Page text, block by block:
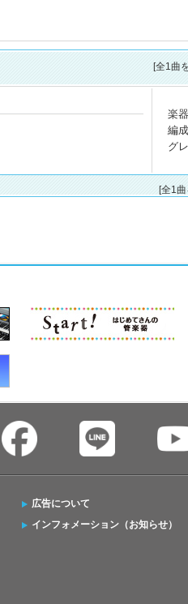
[全1曲
楽
編
グ
[全1
広告について
インフォメーション（お知らせ）